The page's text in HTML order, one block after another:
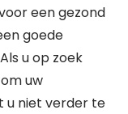
een gezond
goede
u op zoek
uw
u niet verder te